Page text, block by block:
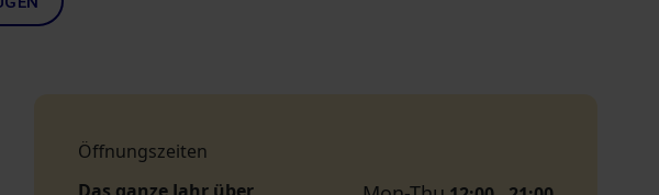
Öffnungszeiten